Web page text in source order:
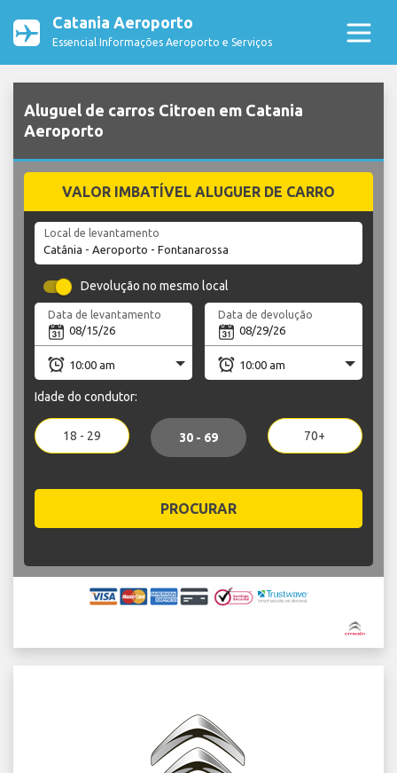
Catania Aeroporto
Essencial Informações Aeroporto e Serviços
Aluguel de carros Citroen em Catania
Aeroporto
VALOR IMBATÍVEL ALUGUER DE CARRO
Local de levantamento
Devolução no mesmo local
Data de levantamento Data de devolução
Idade do condutor:
18 - 29 30 - 69 70+
PROCURAR